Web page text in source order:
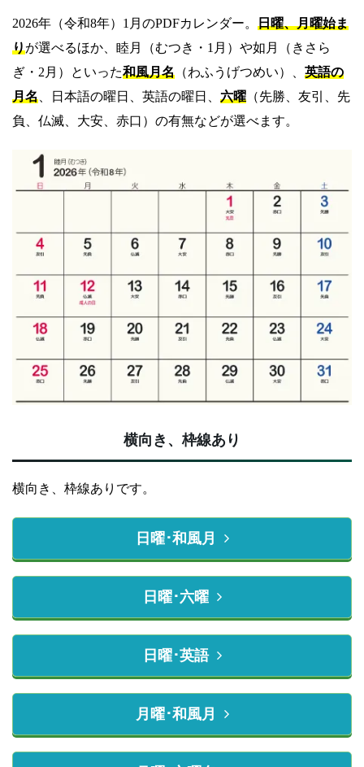
2026年（令和8年）1月のPDFカレンダー。 日曜、月曜始ま
りが選べるほか、睦月（むつき・1月）や如月（きさら
ぎ・2月）といった和風月名 （わふうげつめい）、 英語の
月名 、日本語の曜日、英語の曜日、 六曜 （先勝、友引、先
負、仏滅、大安、赤口）の有無などが選べます。
横向き、枠線あり
横向き、枠線ありです。
日曜･和風月
日曜･六曜
日曜･英語
月曜･和風月